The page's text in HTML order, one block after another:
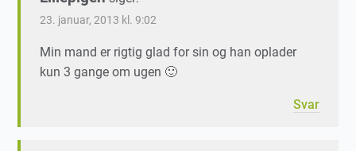
23. januar, 2013 kl. 9:02
Min mand er rigtig glad for sin og han oplader
kun 3 gange om ugen 🙂
Svar